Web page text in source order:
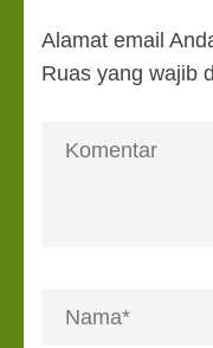
Alamat email
Ruas yang wajib